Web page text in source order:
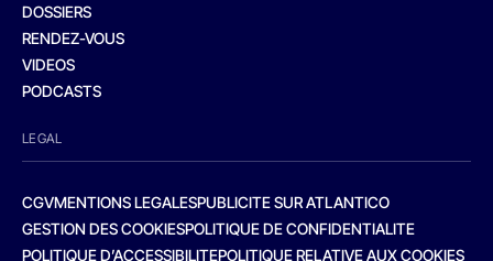
DOSSIERS
RENDEZ-VOUS
VIDEOS
PODCASTS
LEGAL
CGVMENTIONS LEGALESPUBLICITE SUR ATLANTICO
GESTION DES COOKIESPOLITIQUE DE CONFIDENTIALITE
POLITIQUE D’ACCESSIBILITEPOLITIQUE RELATIVE AUX COOKIES